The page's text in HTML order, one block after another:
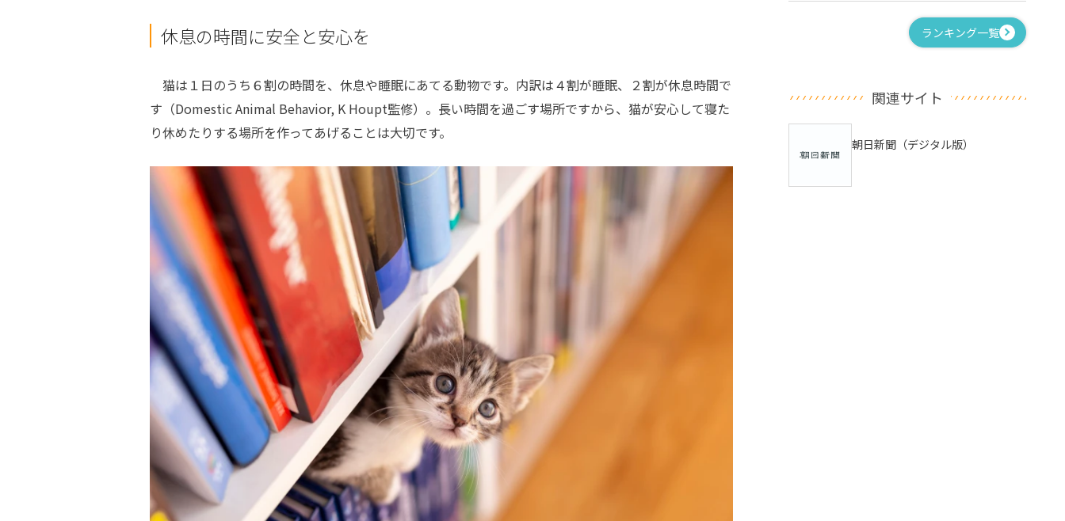
休息の時間に安全と安心を
猫は１日のうち６割の時間を、休息や睡眠にあてる動物です。内訳は４割が睡眠、２割が休息時間で
す（Domestic Animal Behavior, K Houpt監修）。長い時間を過ごす場所ですから、猫が安心して寝た
り休めたりする場所を作ってあげることは大切です。
ランキング一覧
関連サイト
朝日新聞（デジタル版）